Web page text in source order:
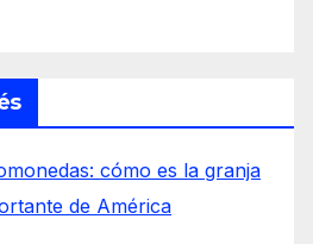
cómo es la granja
de América